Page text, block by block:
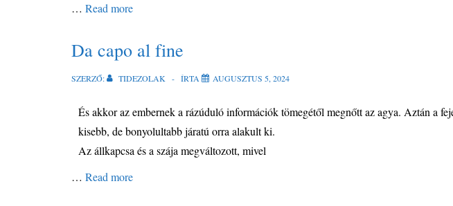
… Read more
Da capo al fine
SZERZŐ: TIDEZOLAK ÍRTA AUGUSZTUS 5, 2024
És akkor az embernek a rázúduló információk tömegétől megnőtt az agya. Aztán a
kisebb, de bonyolultabb járatú orra alakult ki.
Az állkapcsa és a szája megváltozott, mivel
… Read more